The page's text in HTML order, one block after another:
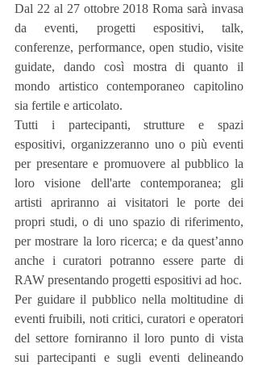
Dal 22 al 27 ottobre 2018 Roma sarà invasa
da eventi, progetti espositivi, talk,
conferenze, performance, open studio, visite
guidate, dando così mostra di quanto il
mondo artistico contemporaneo capitolino
sia fertile e articolato.
Tutti i partecipanti, strutture e spazi
espositivi, organizzeranno uno o più eventi
per presentare e promuovere al pubblico la
loro visione dell'arte contemporanea; gli
artisti apriranno ai visitatori le porte dei
propri studi, o di uno spazio di riferimento,
per mostrare la loro ricerca; e da quest’anno
anche i curatori potranno essere parte di
Per guidare il pubblico nella moltitudine di
eventi fruibili, noti critici, curatori e operatori
del settore forniranno il loro punto di vista
sui partecipanti e sugli eventi delineando